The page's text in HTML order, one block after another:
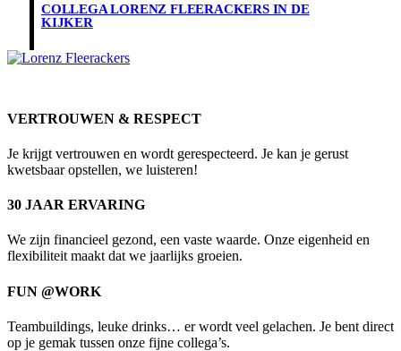
COLLEGA LORENZ FLEERACKERS IN DE
KIJKER
VERTROUWEN & RESPECT
Je krijgt vertrouwen en wordt gerespecteerd. Je kan je gerust
kwetsbaar opstellen, we luisteren!
30 JAAR ERVARING
We zijn financieel gezond, een vaste waarde. Onze eigenheid en
flexibiliteit maakt dat we jaarlijks groeien.
FUN @WORK
Teambuildings, leuke drinks… er wordt veel gelachen. Je bent direct
op je gemak tussen onze fijne collega’s.